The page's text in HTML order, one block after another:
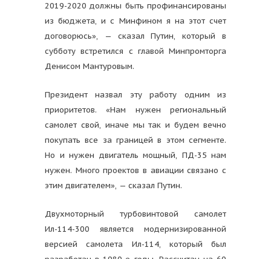
2019-2020 должны быть профинансированы
из бюджета, и с Минфином я на этот счет
договорюсь», — сказал Путин, который в
субботу встретился с главой Минпромторга
Денисом Мантуровым.
Президент назвал эту работу одним из
приоритетов. «Нам нужен региональный
самолет свой, иначе мы так и будем вечно
покупать все за границей в этом сегменте.
Но и нужен двигатель мощный, ПД-35 нам
нужен. Много проектов в авиации связано с
этим двигателем», — сказал Путин.
Двухмоторный турбовинтовой самолет
Ил-114-300 является модернизированной
версией самолета Ил-114, который был